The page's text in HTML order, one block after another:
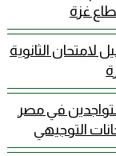
لامتحان الثانوية
في مصر
التوجيهي